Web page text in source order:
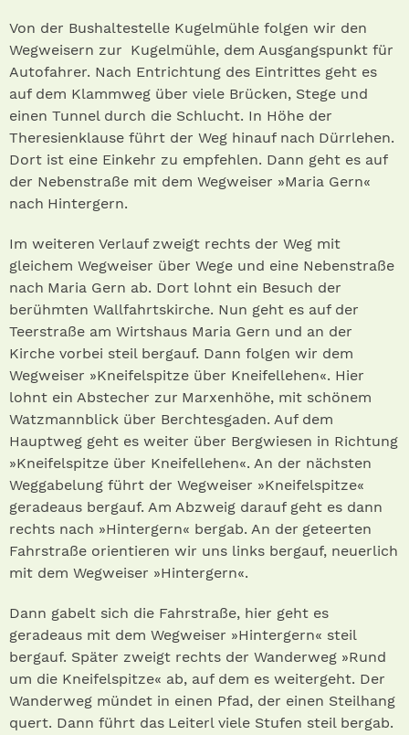
Von der Bushaltestelle Kugelmühle folgen wir den
Wegweisern zur Kugelmühle, dem Ausgangspunkt für
Autofahrer. Nach Entrichtung des Eintrittes geht es
auf dem Klammweg über viele Brücken, Stege und
einen Tunnel durch die Schlucht. In Höhe der
Theresienklause führt der Weg hinauf nach Dürrlehen.
Dort ist eine Einkehr zu empfehlen. Dann geht es auf
der Nebenstraße mit dem Wegweiser »Maria Gern«
nach Hintergern.
Im weiteren Verlauf zweigt rechts der Weg mit
gleichem Wegweiser über Wege und eine Nebenstraße
nach Maria Gern ab. Dort lohnt ein Besuch der
berühmten Wallfahrtskirche. Nun geht es auf der
Teerstraße am Wirtshaus Maria Gern und an der
Kirche vorbei steil bergauf. Dann folgen wir dem
Wegweiser »Kneifelspitze über Kneifellehen«. Hier
lohnt ein Abstecher zur Marxenhöhe, mit schönem
Watzmannblick über Berchtesgaden. Auf dem
Hauptweg geht es weiter über Bergwiesen in Richtung
»Kneifelspitze über Kneifellehen«. An der nächsten
Weggabelung führt der Wegweiser »Kneifelspitze«
geradeaus bergauf. Am Abzweig darauf geht es dann
rechts nach »Hintergern« bergab. An der geteerten
Fahrstraße orientieren wir uns links bergauf, neuerlich
mit dem Wegweiser »Hintergern«.
Dann gabelt sich die Fahrstraße, hier geht es
geradeaus mit dem Wegweiser »Hintergern« steil
bergauf. Später zweigt rechts der Wanderweg »Rund
um die Kneifelspitze« ab, auf dem es weitergeht. Der
Wanderweg mündet in einen Pfad, der einen Steilhang
quert. Dann führt das Leiterl viele Stufen steil bergab.